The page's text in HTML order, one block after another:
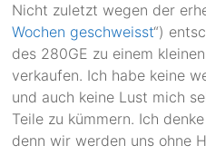
Nicht zuletzt wegen der
Wochen geschweisst“)
des 280GE zu einem
verkaufen. Ich habe keine
und auch keine Lust mich
Teile zu kümmern. Ich
denn wir werden uns ohne